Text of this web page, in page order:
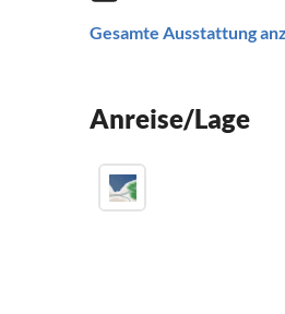
Gesamte Ausstattung
Anreise/Lage